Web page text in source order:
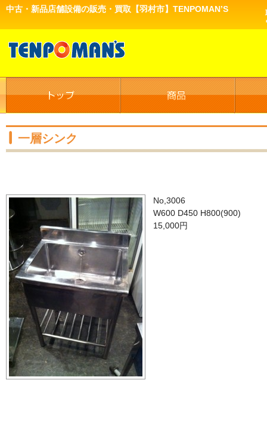
中古・新品店舗設備の販売・買取【羽村市】TENPOMAN’S
一層シンク
No,3006
W600 D450 H800(900)
15,000円